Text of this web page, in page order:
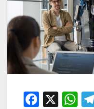
F
X
W